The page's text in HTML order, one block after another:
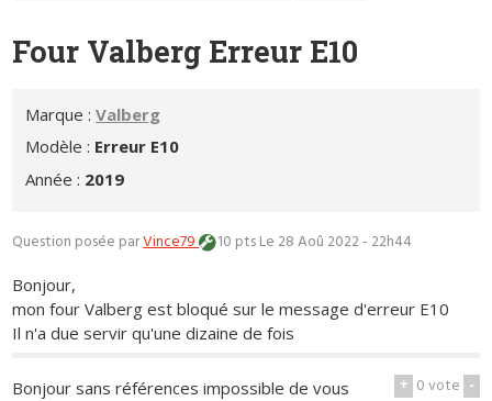
Four Valberg Erreur E10
Marque :Valberg
Modèle : Erreur E10
Année : 2019
Question posée parVince79 10 ptsLe 28 Aoû 2022 - 22h44
Bonjour,
mon four Valberg est bloqué sur le message d'erreur E10
Il n'a due servir qu'une dizaine de fois
+ 0vote -
Bonjour sans références impossible de vous